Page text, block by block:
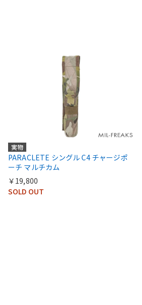
実物
PARACLETE シングル C4 チャージポ
ーチ マルチカム
￥19,800
SOLD OUT